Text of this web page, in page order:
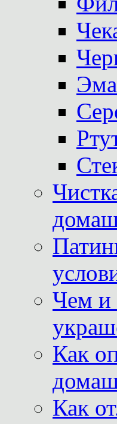
Чем и
Как
Как